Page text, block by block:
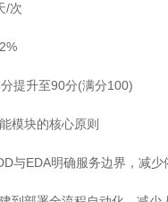
/次
提升至90分(满分100)
模块的核心原则
与EDA明确服务边界，减少